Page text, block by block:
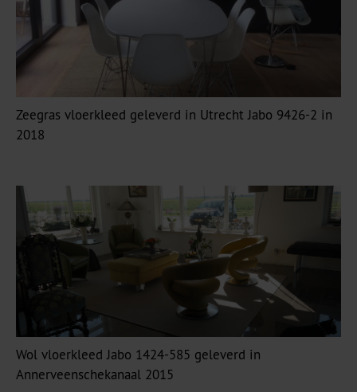
Zeegras vloerkleed geleverd in Utrecht Jabo 9426-2 in
2018
Wol vloerkleed Jabo 1424-585 geleverd in
Annerveenschekanaal 2015